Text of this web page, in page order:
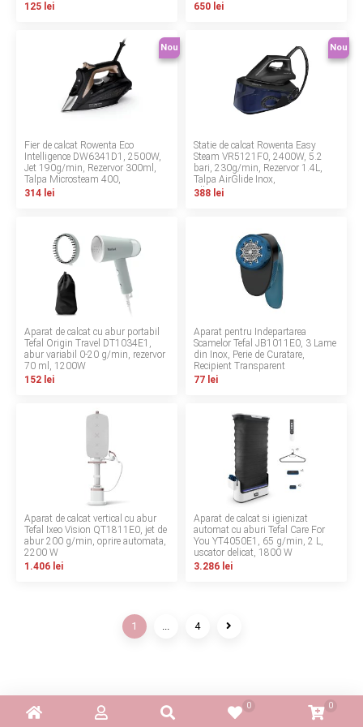
Copyright 2026 BabyMatters
125 lei
650 lei
Nou
Fier de calcat Rowenta Eco
Intelligence DW6341D1, 2500W,
Jet 190g/min, Rezervor 300ml,
Talpa Microsteam 400,
Negru/Crem
314 lei
Nou
Statie de calcat Rowenta Easy
Steam VR5121F0, 2400W, 5.2
bari, 230g/min, Rezervor 1.4L,
Talpa AirGlide Inox,
Albastru/Negru
388 lei
Aparat de calcat cu abur portabil
Tefal Origin Travel DT1034E1,
abur variabil 0-20 g/min, rezervor
70 ml, 1200W
152 lei
Aparat pentru Indepartarea
Scamelor Tefal JB1011E0, 3 Lame
din Inox, Perie de Curatare,
Recipient Transparent
77 lei
Aparat de calcat vertical cu abur
Tefal Ixeo Vision QT1811E0, jet de
abur 200 g/min, oprire automata,
2200 W
1.406 lei
Aparat de calcat si igienizat
automat cu aburi Tefal Care For
You YT4050E1, 65 g/min, 2 L,
uscator delicat, 1800 W
3.286 lei
1 ... 4